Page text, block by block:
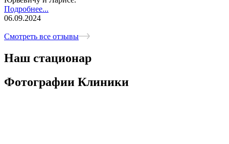
Подробнее...
06.09.2024
Смотреть все отзывы
Наш стационар
Фотографии Клиники